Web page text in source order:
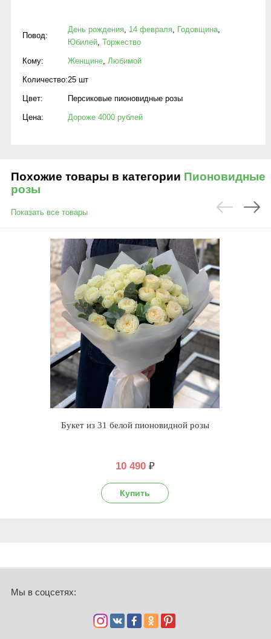
Повод:
День рождения, 14 февраля, Годовщина,
Юбилей, Торжество
Кому: Женщине, Любимой
Количество:25 шт
Цвет: Персиковые пионовидные розы
Цена: Дороже 4000 рублей
Похожие товары в категории Пионовидные
розы
Показать все товары
Букет из 31 белой пионовидной розы
10 490 ₽
Мы в соцсетях: